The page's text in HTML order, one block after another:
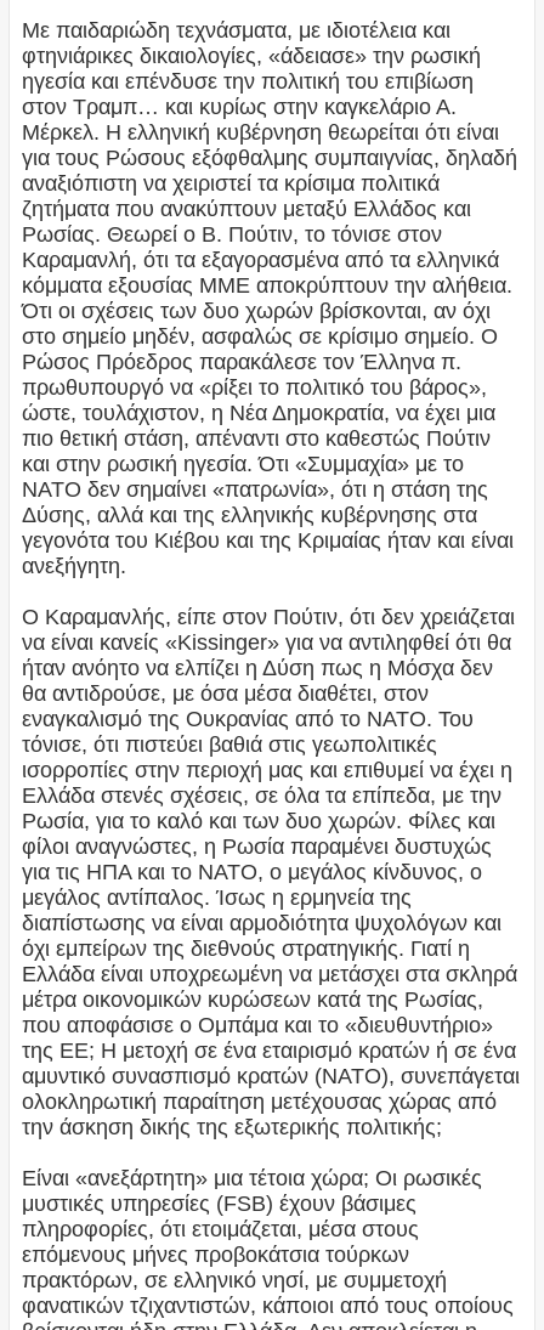
Με παιδαριώδη τεχνάσματα, με ιδιοτέλεια και
φτηνιάρικες δικαιολογίες, «άδειασε» την ρωσική
ηγεσία και επένδυσε την πολιτική του επιβίωση
στον Τραμπ… και κυρίως στην καγκελάριο Α.
Μέρκελ. Η ελληνική κυβέρνηση θεωρείται ότι είναι
για τους Ρώσους εξόφθαλμης συμπαιγνίας, δηλαδή
αναξιόπιστη να χειριστεί τα κρίσιμα πολιτικά
ζητήματα που ανακύπτουν μεταξύ Ελλάδος και
Ρωσίας. Θεωρεί ο Β. Πούτιν, το τόνισε στον
Καραμανλή, ότι τα εξαγορασμένα από τα ελληνικά
κόμματα εξουσίας ΜΜΕ αποκρύπτουν την αλήθεια.
Ότι οι σχέσεις των δυο χωρών βρίσκονται, αν όχι
στο σημείο μηδέν, ασφαλώς σε κρίσιμο σημείο. Ο
Ρώσος Πρόεδρος παρακάλεσε τον Έλληνα π.
πρωθυπουργό να «ρίξει το πολιτικό του βάρος»,
ώστε, τουλάχιστον, η Νέα Δημοκρατία, να έχει μια
πιο θετική στάση, απέναντι στο καθεστώς Πούτιν
και στην ρωσική ηγεσία. Ότι «Συμμαχία» με το
ΝΑΤΟ δεν σημαίνει «πατρωνία», ότι η στάση της
Δύσης, αλλά και της ελληνικής κυβέρνησης στα
γεγονότα του Κιέβου και της Κριμαίας ήταν και είναι
ανεξήγητη.
Ο Καραμανλής, είπε στον Πούτιν, ότι δεν χρειάζεται
να είναι κανείς «Kissinger» για να αντιληφθεί ότι θα
ήταν ανόητο να ελπίζει η Δύση πως η Μόσχα δεν
θα αντιδρούσε, με όσα μέσα διαθέτει, στον
εναγκαλισμό της Ουκρανίας από το ΝΑΤΟ. Του
τόνισε, ότι πιστεύει βαθιά στις γεωπολιτικές
ισορροπίες στην περιοχή μας και επιθυμεί να έχει η
Ελλάδα στενές σχέσεις, σε όλα τα επίπεδα, με την
Ρωσία, για το καλό και των δυο χωρών. Φίλες και
φίλοι αναγνώστες, η Ρωσία παραμένει δυστυχώς
για τις ΗΠΑ και το ΝΑΤΟ, ο μεγάλος κίνδυνος, ο
μεγάλος αντίπαλος. Ίσως η ερμηνεία της
διαπίστωσης να είναι αρμοδιότητα ψυχολόγων και
όχι εμπείρων της διεθνούς στρατηγικής. Γιατί η
Ελλάδα είναι υποχρεωμένη να μετάσχει στα σκληρά
μέτρα οικονομικών κυρώσεων κατά της Ρωσίας,
που αποφάσισε ο Ομπάμα και το «διευθυντήριο»
της ΕΕ; Η μετοχή σε ένα εταιρισμό κρατών ή σε ένα
αμυντικό συνασπισμό κρατών (ΝΑΤΟ), συνεπάγεται
ολοκληρωτική παραίτηση μετέχουσας χώρας από
την άσκηση δικής της εξωτερικής πολιτικής;
Είναι «ανεξάρτητη» μια τέτοια χώρα; Οι ρωσικές
μυστικές υπηρεσίες (FSB) έχουν βάσιμες
πληροφορίες, ότι ετοιμάζεται, μέσα στους
επόμενους μήνες προβοκάτσια τούρκων
πρακτόρων, σε ελληνικό νησί, με συμμετοχή
φανατικών τζιχαντιστών, κάποιοι από τους οποίους